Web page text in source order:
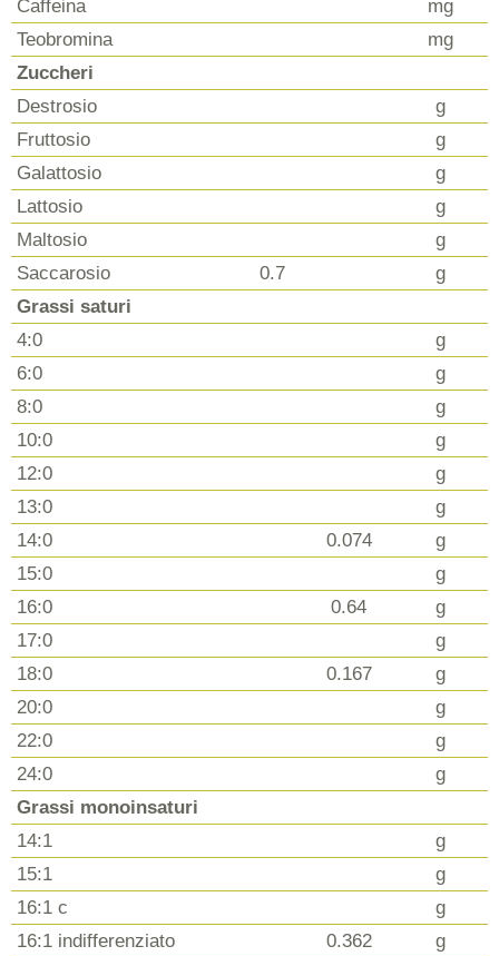
Caffeina
mg
Teobromina
mg
Zuccheri
Destrosio
g
Fruttosio
g
Galattosio
g
Lattosio
g
Maltosio
g
Saccarosio
0.7
g
Grassi saturi
4:0
g
6:0
g
8:0
g
10:0
g
12:0
g
13:0
g
14:0
0.074
g
15:0
g
16:0
0.64
g
17:0
g
18:0
0.167
g
20:0
g
22:0
g
24:0
g
Grassi monoinsaturi
14:1
g
15:1
g
16:1 c
g
16:1 indifferenziato
0.362
g